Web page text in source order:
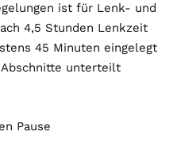
ist für Lenk- und
4,5 Stunden Lenkzeit
45 Minuten eingelegt
unterteilt
Pause